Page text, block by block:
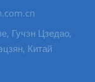
Гучэн Цзедао,
Китай